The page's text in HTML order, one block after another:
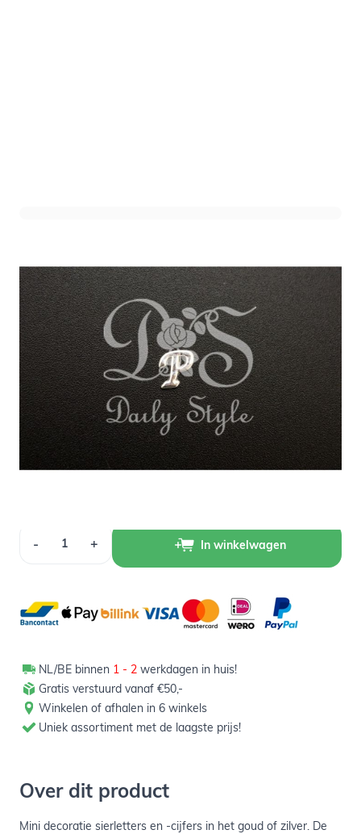
Art. nr. 1301-400Z-P
Variant
Op voorraad
1,00 Verpakt per 12 stuks
- + In winkelwagen
NL/BE binnen 1 - 2 werkdagen in huis!
Gratis verstuurd vanaf €50,-
Winkelen of afhalen in 6 winkels
Uniek assortiment met de laagste prijs!
Over dit product
Mini decoratie sierletters en -cijfers in het goud of zilver. De